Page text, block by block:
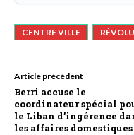
CENTRE VILLE
Article précédent
Berri accuse le
coordinateur spécial
le Liban d’ingérence
les affaires domestiques